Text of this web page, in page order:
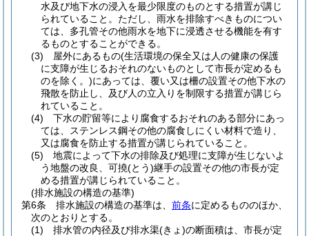
水及び地下水の浸入を最少限度のものとする措置が講じ
られていること。 ただし、雨水を排除すべきものについ
ては、多孔管その他雨水を地下に浸透させる機能を有す
るものとすることができる。
(3)
屋外にあるもの(生活環境の保全又は人の健康の保護
に支障が生じるおそれのないものとして市長が定めるも
のを除く。)にあっては、覆い又は柵の設置その他下水の
飛散を防止し、及び人の立入りを制限する措置が講じら
れていること。
(4)
下水の貯留等により腐食するおそれのある部分にあっ
ては、ステンレス鋼その他の腐食しにくい材料で造り、
又は腐食を防止する措置が講じられていること。
(5)
地震によって下水の排除及び処理に支障が生じないよ
う地盤の改良、可撓(とう)継手の設置その他の市長が定
める措置が講じられていること。
(排水施設の構造の基準)
第6条
排水施設の構造の基準は、 前条に定めるもののほか、
次のとおりとする。
(1)
排水管の内径及び排水渠(きょ)の断面積は、市長が定